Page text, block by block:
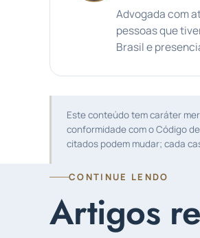
Advogada com
pessoas que
Brasil e
Este conteúdo tem caráter
conformidade com o Código
citados podem mudar; cada
CONTINUE LENDO
Artigos